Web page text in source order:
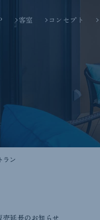
客室 コンセプト
ラン
延長のお知らせ